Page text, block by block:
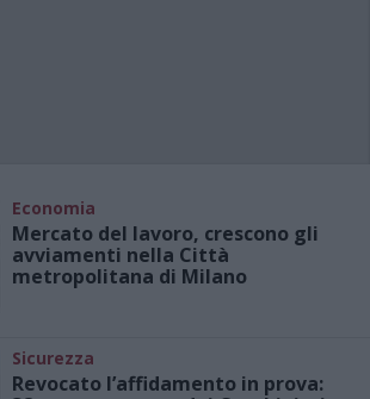
Economia
Mercato del lavoro, crescono gli
avviamenti nella Città
metropolitana di Milano
Sicurezza
Revocato l’affidamento in prova: